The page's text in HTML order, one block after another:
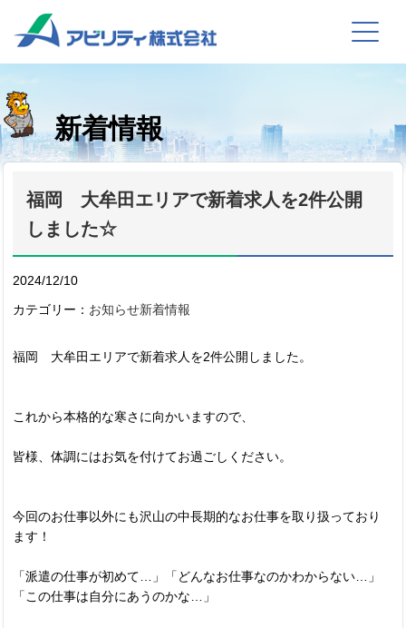
新着情報
福岡 大牟田エリアで新着求人を2件公開
しました☆
2024/12/10
カテゴリー： お知らせ新着情報
福岡 大牟田エリアで新着求人を2件公開しました。
これから本格的な寒さに向かいますので、
皆様、体調にはお気を付けてお過ごしください。
今回のお仕事以外にも沢山の中長期的なお仕事を取り扱っており
ます！
「派遣の仕事が初めて…」「どんなお仕事なのかわからない…」
「この仕事は自分にあうのかな…」